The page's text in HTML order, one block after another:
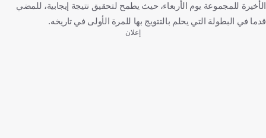
الأخيرة للمجموعة يوم الأربعاء، حيث يطمح لتحقيق نتيجة إيجابية، للمضي
قدما في البطولة التي يحلم بالتتويج بها للمرة الأولى في تاريخه.
إعلان